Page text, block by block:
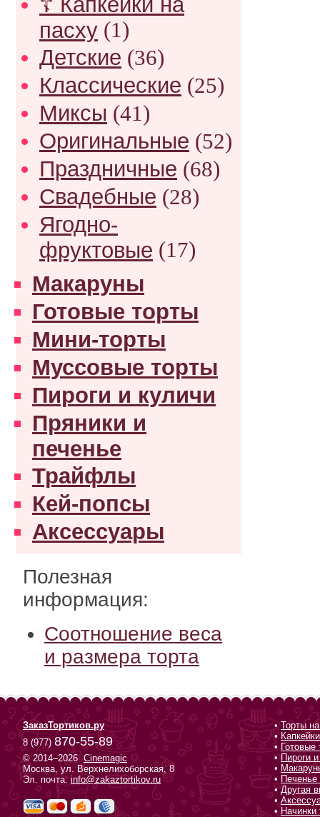
пасху (1)
Детские (36)
Классические (25)
Миксы (41)
Оригинальные (52)
Праздничные (68)
Свадебные (28)
Ягодно-
фруктовые (17)
Макаруны
Готовые торты
Мини-торты
Муссовые торты
Пироги и куличи
Пряники и
печенье
Трайфлы
Кей-попсы
Аксессуары
Полезная
информация:
Соотношение веса
и размера торта
ЗаказТортиков.ру
8 (977) 870-55-89
© 2014–2026Cinemagic
Москва, ул. Верхнелихоборская, 8
Эл. почта:info@zakaztortikov.ru
•Торты на
•
• Готовые
•Пироги
•
• Печенье
•Другая
•
•Начинки